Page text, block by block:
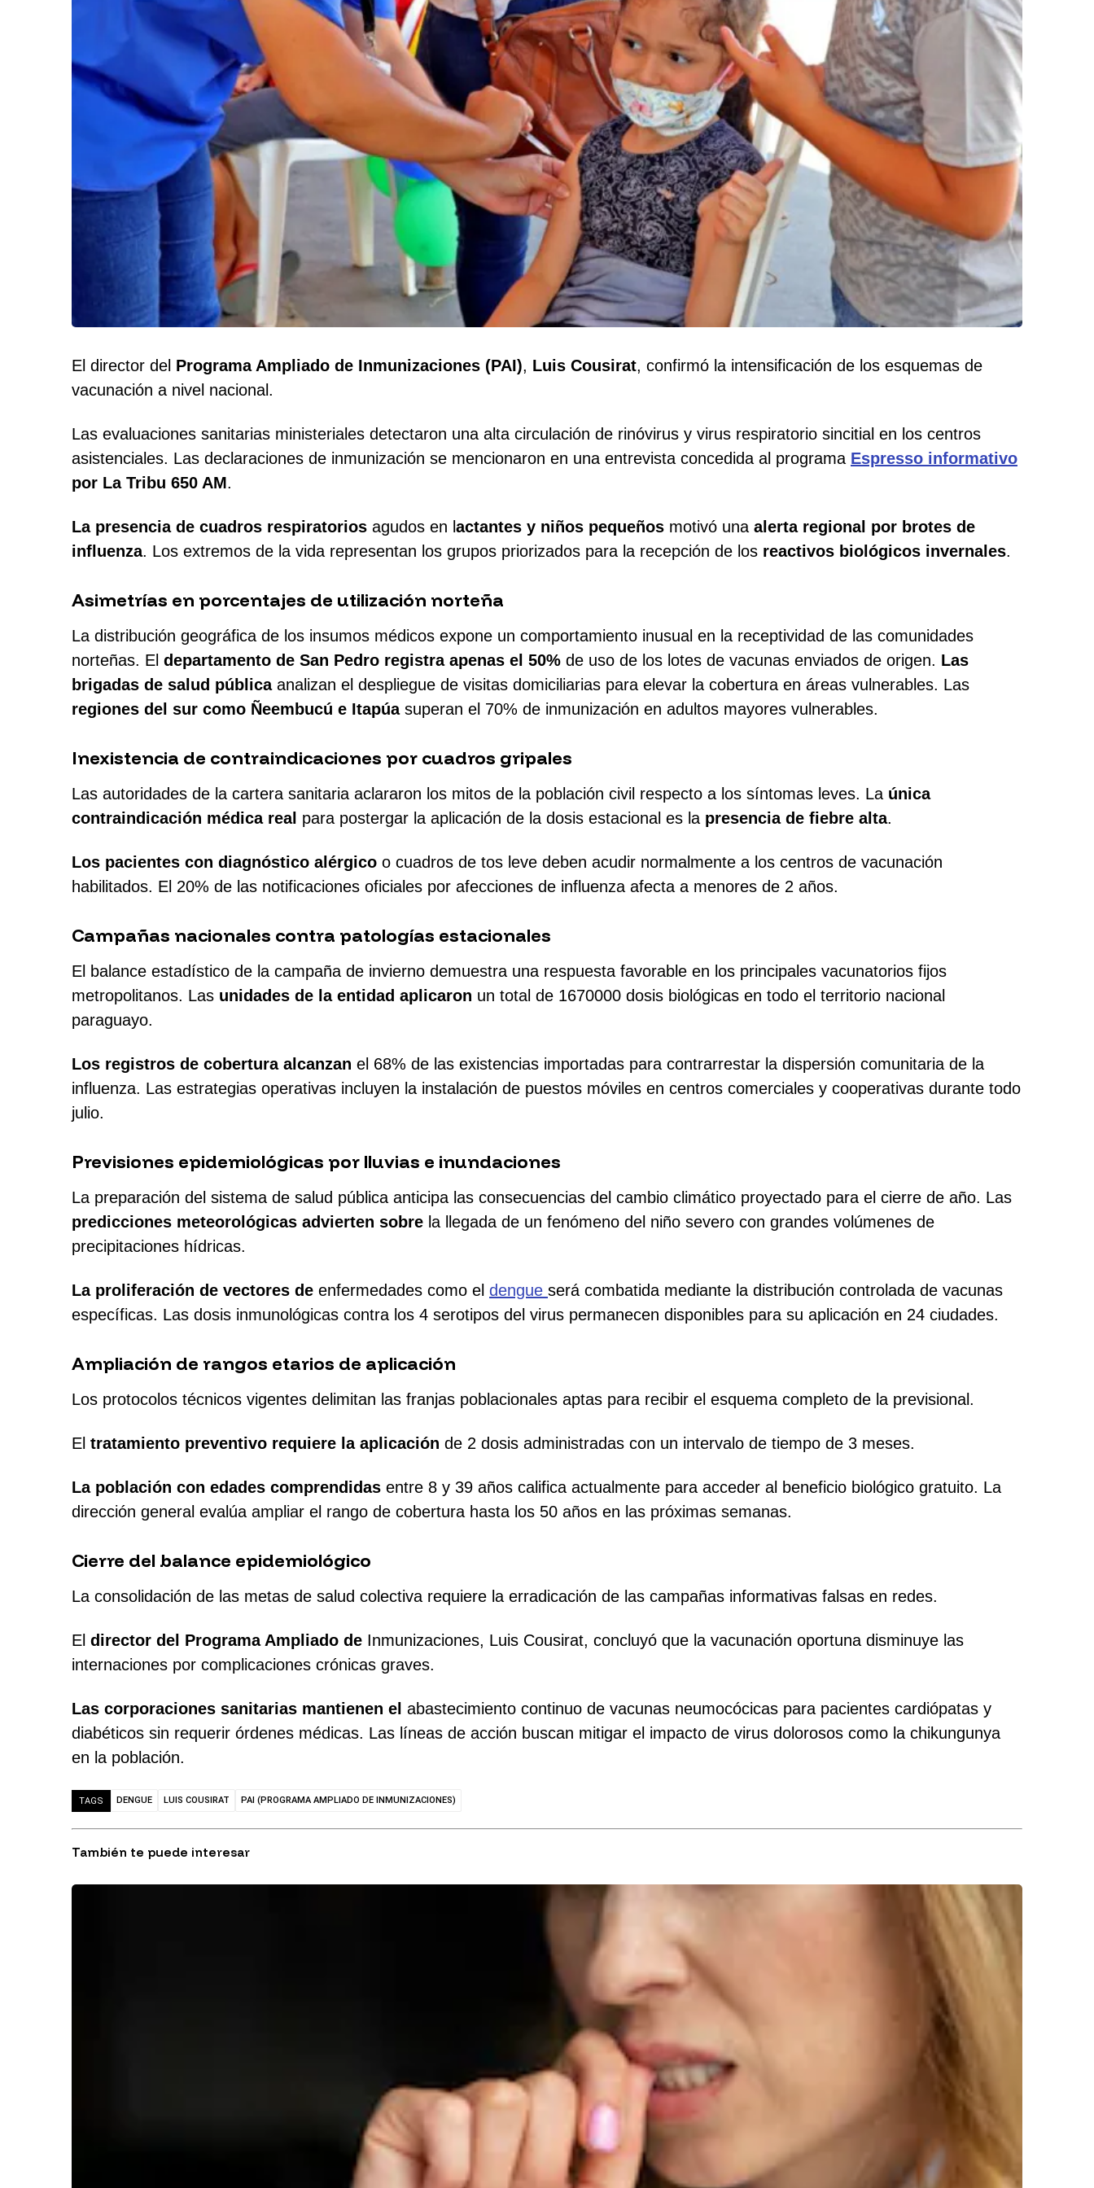
El director del Programa Ampliado de Inmunizaciones (PAI), Luis Cousirat, confirmó la intensificación de los esquemas de
vacunación a nivel nacional.
Las evaluaciones sanitarias ministeriales detectaron una alta circulación de rinóvirus y virus respiratorio sincitial en los centros
asistenciales. Las declaraciones de inmunización se mencionaron en una entrevista concedida al programa Espresso informativo
por La Tribu 650 AM.
La presencia de cuadros respiratorios agudos en l actantes y niños pequeños motivó una alerta regional por brotes de
influenza. Los extremos de la vida representan los grupos priorizados para la recepción de los reactivos biológicos invernales.
Asimetrías en porcentajes de utilización norteña
La distribución geográfica de los insumos médicos expone un comportamiento inusual en la receptividad de las comunidades
norteñas. El departamento de San Pedro registra apenas el 50% de uso de los lotes de vacunas enviados de origen. Las
brigadas de salud públicaanalizan el despliegue de visitas domiciliarias para elevar la cobertura en áreas vulnerables. Las
regiones del sur como Ñeembucú e Itapúasuperan el 70% de inmunización en adultos mayores vulnerables.
Inexistencia de contraindicaciones por cuadros gripales
Las autoridades de la cartera sanitaria aclararon los mitos de la población civil respecto a los síntomas leves. La única
contraindicación médica real para postergar la aplicación de la dosis estacional es la presencia de fiebre alta.
Los pacientes con diagnóstico alérgico o cuadros de tos leve deben acudir normalmente a los centros de vacunación
habilitados. El 20% de las notificaciones oficiales por afecciones de influenza afecta a menores de 2 años.
Campañas nacionales contra patologías estacionales
El balance estadístico de la campaña de invierno demuestra una respuesta favorable en los principales vacunatorios fijos
metropolitanos. Las unidades de la entidad aplicaron un total de 1670000 dosis biológicas en todo el territorio nacional
paraguayo.
Los registros de cobertura alcanzan el 68% de las existencias importadas para contrarrestar la dispersión comunitaria de la
influenza. Las estrategias operativas incluyen la instalación de puestos móviles en centros comerciales y cooperativas durante todo
julio.
Previsiones epidemiológicas por lluvias e inundaciones
La preparación del sistema de salud pública anticipa las consecuencias del cambio climático proyectado para el cierre de año. Las
predicciones meteorológicas advierten sobre la llegada de un fenómeno del niño severo con grandes volúmenes de
precipitaciones hídricas.
La proliferación de vectores de enfermedades como el dengue será combatida mediante la distribución controlada de vacunas
específicas. Las dosis inmunológicas contra los 4 serotipos del virus permanecen disponibles para su aplicación en 24 ciudades.
Ampliación de rangos etarios de aplicación
Los protocolos técnicos vigentes delimitan las franjas poblacionales aptas para recibir el esquema completo de la previsional.
El tratamiento preventivo requiere la aplicación de 2 dosis administradas con un intervalo de tiempo de 3 meses.
La población con edades comprendidas entre 8 y 39 años califica actualmente para acceder al beneficio biológico gratuito. La
dirección general evalúa ampliar el rango de cobertura hasta los 50 años en las próximas semanas.
Cierre del balance epidemiológico
La consolidación de las metas de salud colectiva requiere la erradicación de las campañas informativas falsas en redes.
El director del Programa Ampliado de Inmunizaciones, Luis Cousirat, concluyó que la vacunación oportuna disminuye las
internaciones por complicaciones crónicas graves.
Las corporaciones sanitarias mantienen el abastecimiento continuo de vacunas neumocócicas para pacientes cardiópatas y
diabéticos sin requerir órdenes médicas. Las líneas de acción buscan mitigar el impacto de virus dolorosos como la chikungunya
en la población.
TAGS DENGUE LUIS COUSIRAT PAI (PROGRAMA AMPLIADO DE INMUNIZACIONES)
También te puede interesar